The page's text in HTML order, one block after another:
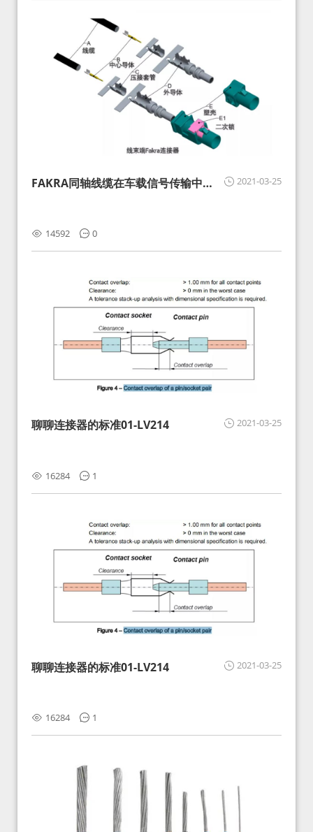
2021-03-25
FAKRA同轴线缆在车载信号传输中的
14592 0
2021-03-25
聊聊连接器的标准01-LV214
16284 1
2021-03-25
聊聊连接器的标准01-LV214
16284 1